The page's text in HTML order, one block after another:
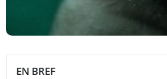
EN BREF